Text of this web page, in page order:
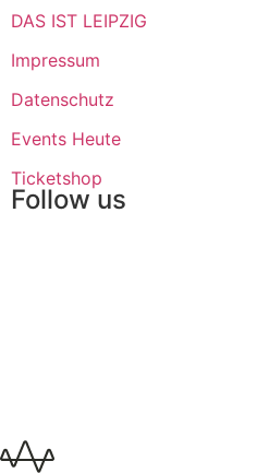
DAS IST LEIPZIG
Impressum
Datenschutz
Events Heute
Ticketshop
Follow us